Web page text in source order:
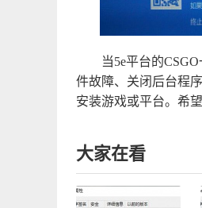
当5e平台的
件故障、关闭后台程
安装游戏或平台。希
大家在看